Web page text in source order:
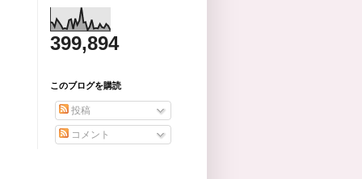
399,894
このブログを購読
投稿
コメント